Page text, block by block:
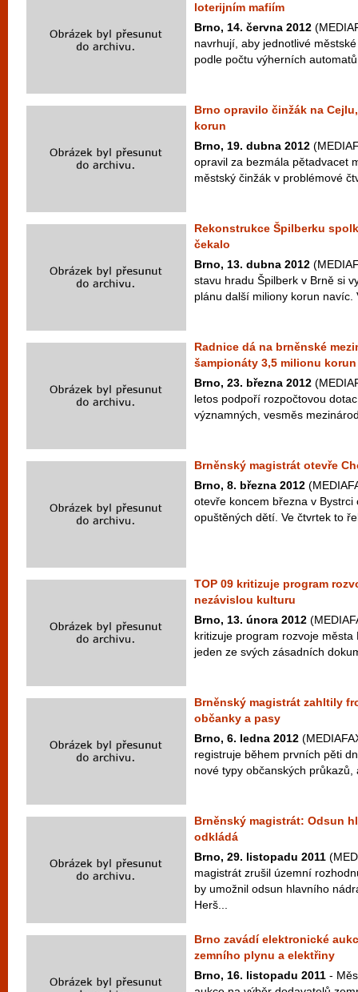
loterijním mafiím
Brno, 14. června 2012
navrhují, aby jednotlivé
podle počtu výherních
Brno opravilo činžák na
korun
Brno, 19. dubna 2012
opravil za bezmála pětadvacet
městský činžák v problémové
Rekonstrukce Špilberku
čekalo
Brno, 13. dubna 2012
stavu hradu Špilberk v Brně si
plánu další miliony korun navíc.
Radnice dá na brněnské
šampionáty 3,5 milionu korun
Brno, 23. března 2012
letos podpoří rozpočtovou
významných, vesměs
Brněnský magistrát otevře
Brno, 8. března 2012
otevře koncem března v
opuštěných dětí. Ve čtvrtek to
TOP 09 kritizuje program
nezávislou kulturu
Brno, 13. února 2012
kritizuje program rozvoje
jeden ze svých zásadních
Brněnský magistrát zahltily
občanky a pasy
Brno, 6. ledna 2012
registruje během prvních pěti
nové typy občanských
Brněnský magistrát: Odsun
odkládá
Brno, 29. listopadu 2011
magistrát zrušil územní
by umožnil odsun hlavního
Herš...
Brno zavádí elektronické
zemního plynu a elektřiny
Brno, 16. listopadu 2011 -